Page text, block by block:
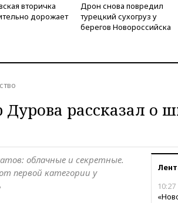
вторичка
дорожает
Дрон снова повредил
турецкий сухогруз у
берегов Новороссийска
рассказал о
10:27
облачные и секретные.
первой категории у